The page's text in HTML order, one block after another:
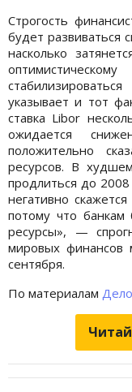
Строгость
будет развиваться
насколько
указывает и тот
ставка Libor
ожидается
положительно
ресурсов. В
продлиться до
негативно
потому что банкам
ресурсы», —
мировых финансов
сентября.
По материалам